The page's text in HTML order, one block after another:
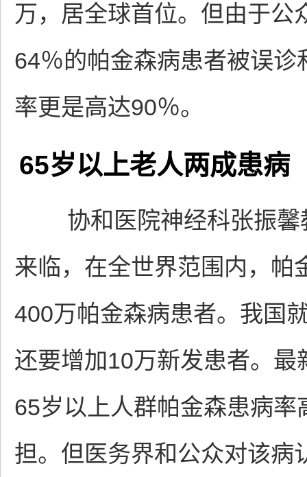
万，居全球首位。但由于公
64％的帕金森病患者被误
率更是高达90％。
65岁以上老人两成患病
协和医院神经科张振馨
来临，在全世界范围内，帕
400万帕金森病患者。我国
还要增加10万新发患者。
65岁以上人群帕金森患病
担。但医务界和公众对该病